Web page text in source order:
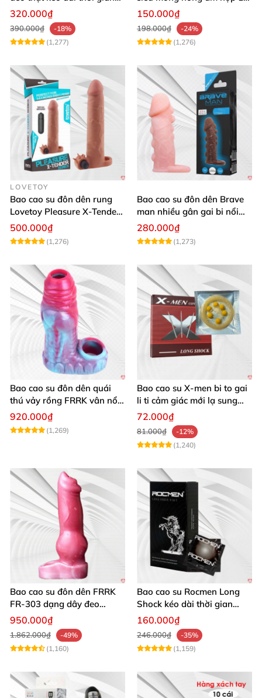
quan hệ
320.000₫
390.000₫
-18%
(1,277)
cái an toàn
150.000₫
198.000₫
-24%
(1,276)
LOVETOY
Bao cao su đôn dên rung
Lovetoy Pleasure X-Tender
tăng kích thước mạnh
500.000₫
(1,276)
Bao cao su đôn dên Brave
man nhiều gân gai bi nổi
tăng kích thước
280.000₫
(1,273)
Bao cao su đôn dên quái
thú vảy rồng FRRK vân nổi
hở đầu có quai đeo bìu
920.000₫
(1,269)
Bao cao su X-men bi to gai
li ti cảm giác mới lạ sung
sướng
72.000₫
81.000₫
-12%
(1,240)
Bao cao su đôn dên FRRK
FR‑303 dạng dây đeo
silicon y tế
950.000₫
1.862.000₫
-49%
(1,160)
Bao cao su Rocmen Long
Shock kéo dài thời gian
quan hệ hộp 12 cái
160.000₫
246.000₫
-35%
(1,159)